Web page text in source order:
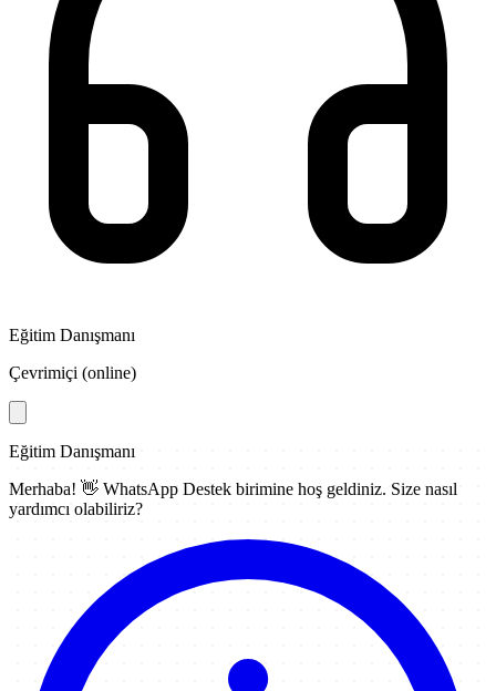
Eğitim Danışmanı
Çevrimiçi (online)
Eğitim Danışmanı
Merhaba! 👋 WhatsApp Destek birimine hoş geldiniz. Size nasıl
yardımcı olabiliriz?